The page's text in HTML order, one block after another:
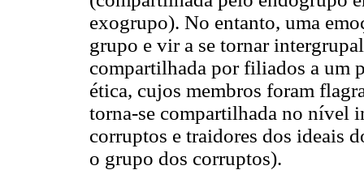
exogrupo). No entanto, uma
grupo e vir a se tornar
compartilhada por filiados a um
ética, cujos membros foram
torna-se compartilhada no nível
corruptos e traidores dos ideais
o grupo dos corruptos).